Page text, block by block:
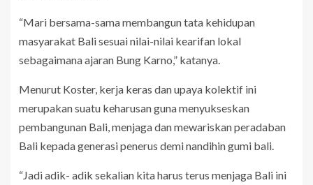
“Mari bersama-sama membangun tata kehidupan
masyarakat Bali sesuai nilai-nilai kearifan lokal
sebagaimana ajaran Bung Karno,” katanya.
Menurut Koster, kerja keras dan upaya kolektif ini
merupakan suatu keharusan guna menyukseskan
pembangunan Bali, menjaga dan mewariskan peradaban
Bali kepada generasi penerus demi nandihin gumi bali.
“Jadi adik- adik sekalian kita harus terus menjaga Bali ini